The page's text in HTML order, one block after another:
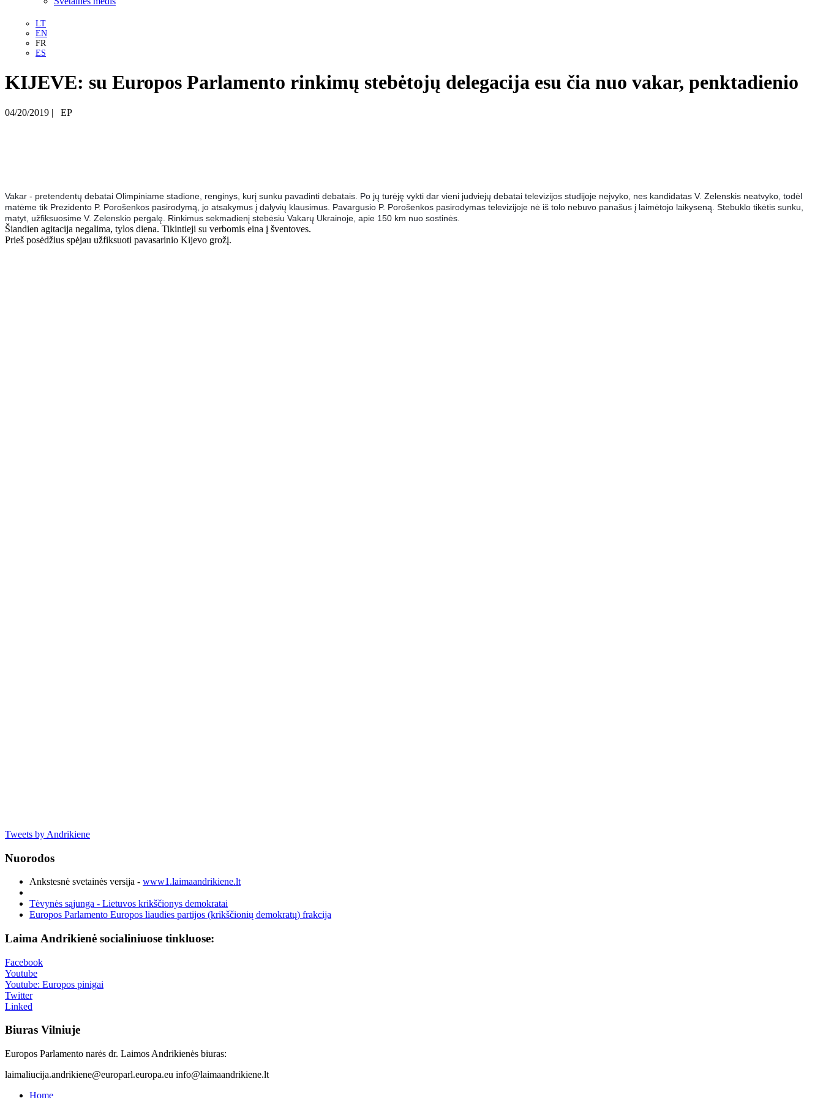
LT
EN
FR
ES
KIJEVE: su Europos Parlamento rinkimų stebėtojų delegacija esu čia nuo vakar, penktadienio
04/20/2019 | EP
Vakar - pretendentų debatai Olimpiniame stadione, renginys, kurį sunku pavadinti debatais. Po jų turėję vykti dar vieni judviejų debatai televizijos studijoje neįvyko, nes kandidatas V. Zelenskis neatvyko, todėl
matėme tik Prezidento P. Porošenkos pasirodymą, jo atsakymus į dalyvių klausimus. Pavargusio P. Porošenkos pasirodymas televizijoje nė iš tolo nebuvo panašus į laimėtojo laikyseną. Stebuklo tikėtis sunku,
matyt, užfiksuosime V. Zelenskio pergalę. Rinkimus sekmadienį stebėsiu Vakarų Ukrainoje, apie 150 km nuo sostinės.
Šiandien agitacija negalima, tylos diena. Tikintieji su verbomis eina į šventoves.
Prieš posėdžius spėjau užfiksuoti pavasarinio Kijevo grožį.
Tweets by Andrikiene
Nuorodos
Ankstesnė svetainės versija - www1.laimaandrikiene.lt
Tėvynės sąjunga - Lietuvos krikščionys demokratai
Europos Parlamento Europos liaudies partijos (krikščionių demokratų) frakcija
Laima Andrikienė socialiniuose tinkluose:
Facebook
Youtube
Youtube: Europos pinigai
Twitter
Linked
Biuras Vilniuje
Europos Parlamento narės dr. Laimos Andrikienės biuras:
laimaliucija.andrikiene@europarl.europa.eu info@laimaandrikiene.lt
Home